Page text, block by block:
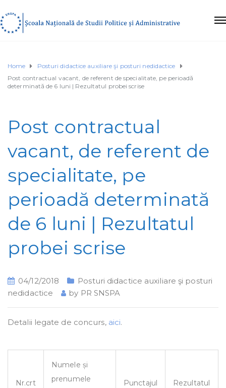
Home
Posturi didactice auxiliare şi posturi nedidactice
Post contractual vacant, de referent de specialitate, pe perioadă
determinată de 6 luni | Rezultatul probei scrise
Post contractual
vacant, de referent de
specialitate, pe
perioadă determinată
de 6 luni | Rezultatul
probei scrise
04/12/2018
Posturi didactice auxiliare şi posturi
nedidactice
by PR SNSPA
Detalii legate de concurs, aici.
Nr.crt
Numele și
prenumele
Punctajul Rezultatul